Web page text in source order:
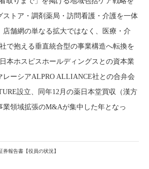
ストア・調剤薬局・訪問看護・介護を一体
店舗網の単なる拡大ではなく、医療・介
で抱える垂直統合型の事業構造へ転換を
本ホスピスホールディングスとの資本業
レーシアALPRO ALLIANCE社との合弁会
設立、同年12月の薬日本堂買収（漢方
業領域拡張のM&Aが集中した年となっ
報告書【役員の状況】